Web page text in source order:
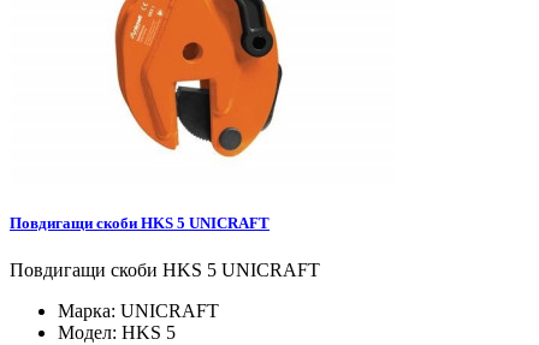
Повдигащи скоби HKS 5 UNICRAFT
Повдигащи скоби HKS 5 UNICRAFT
Марка: UNICRAFT
Модел: HKS 5